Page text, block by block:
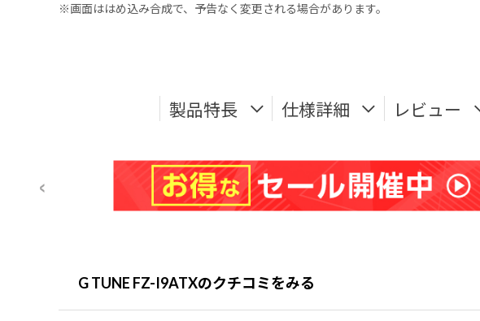
※画面ははめ込み合成で、予告なく変更される場合があります。
製品特長 仕様詳細 レビュー
G TUNE FZ-I9ATXのクチコミをみる